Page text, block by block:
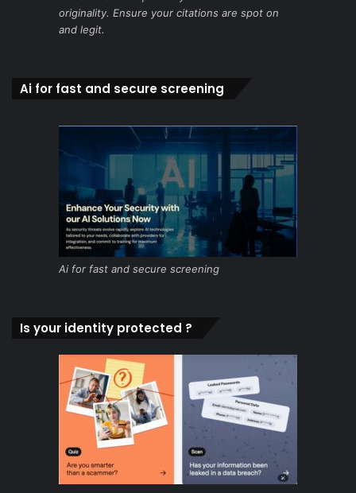
originality. Ensure your citations are spot on
and legit.
Ai for fast and secure screening
Ai for fast and secure screening
Is your identity protected ?